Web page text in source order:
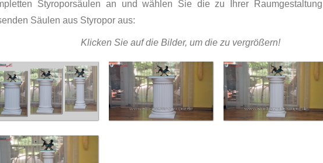
Styroporsäulen an und wählen Sie die zu Ihrer
Säulen aus Styropor aus:
Klicken Sie auf die Bilder, um die zu vergrößern!